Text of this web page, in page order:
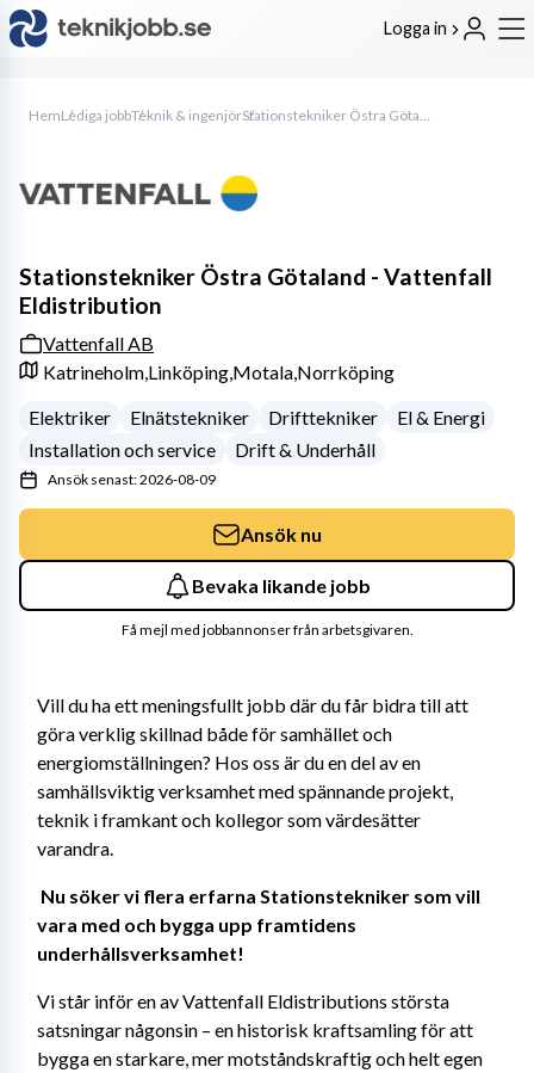
Logga in
HemLediga jobbTeknik & ingenjör Stationstekniker Östra Götaland - Vattenfall Eldistribution
Vill du ha ett meningsfullt jobb där du får bidra till att
göra verklig skillnad både för samhället och
energiomställningen? Hos oss är du en del av en
samhällsviktig verksamhet med spännande projekt,
teknik i framkant och kollegor som värdesätter
varandra.
Nu söker vi flera erfarna Stationstekniker som vill
vara med och bygga upp framtidens
underhållsverksamhet!
Vi står inför en av Vattenfall Eldistributions största
satsningar någonsin – en historisk kraftsamling för att
bygga en starkare, mer motståndskraftig och helt egen
Stationstekniker Östra Götaland - Vattenfall
Eldistribution
Vattenfall AB
Katrineholm,Linköping,Motala,Norrköping
Elektriker
Elnätstekniker Drifttekniker
El & Energi
Installation och service
Drift & Underhåll
Ansök senast: 2026-08-09
Ansök nu
Bevaka likande jobb
Få mejl med jobbannonser från arbetsgivaren.